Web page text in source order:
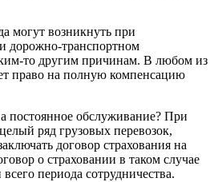
могут возникнуть при
дорожно-транспортном
то другим причинам. В любом из
право на полную компенсацию
постоянное обслуживание? При
ряд грузовых перевозок,
договор страхования на
о страховании в таком случае
периода сотрудничества.